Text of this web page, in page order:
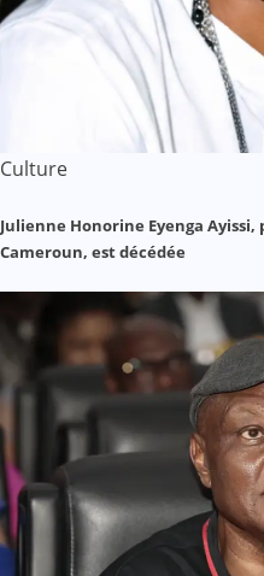
Culture
Julienne Honorine Eyenga
Cameroun, est décédée